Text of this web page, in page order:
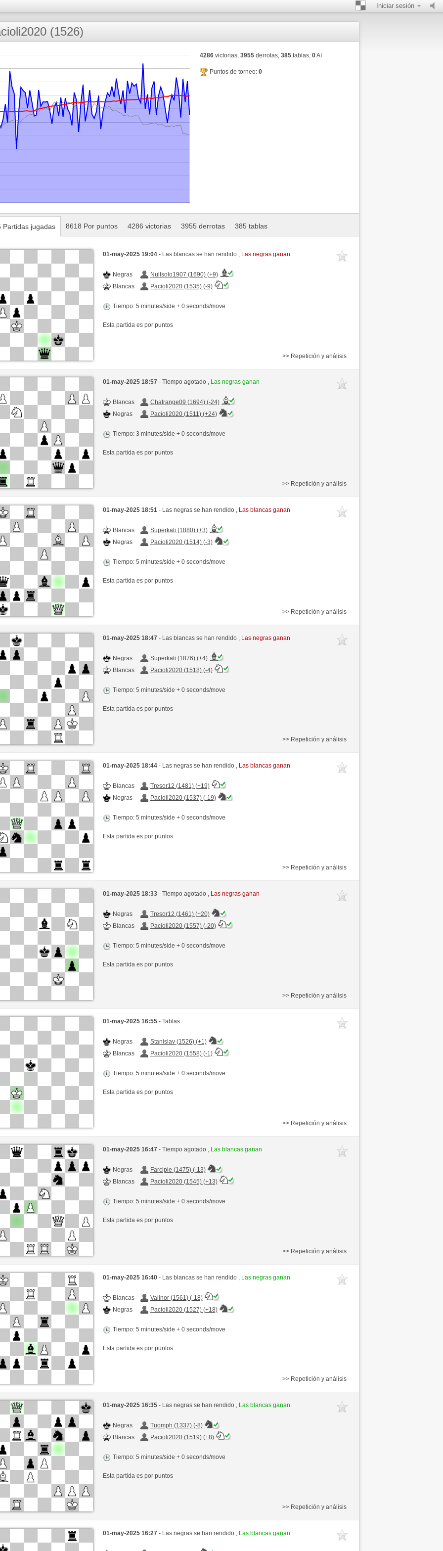
Iniciar sesión
(1526)
4286victorias, 3955derrotas, 385tablas, 0AI
Puntos de torneo: 0
Partidas jugadas 8618 Por puntos 4286 victorias 3955 derrotas 385 tablas
01-may-2025 19:04 - Las blancas se han rendido , Las negras ganan
Negras
Nullsolo1907 (1690) (+9)
Blancas
Pacioli2020 (1535) (-9)
Tiempo: 5 minutes/side + 0 seconds/move
Esta partida es por puntos
>> Repetición y análisis
01-may-2025 18:57 - Tiempo agotado , Las negras ganan
Blancas
Chatrange09 (1694) (-24)
Negras
Pacioli2020 (1511) (+24)
Tiempo: 3 minutes/side + 0 seconds/move
Esta partida es por puntos
>> Repetición y análisis
01-may-2025 18:51 - Las negras se han rendido , Las blancas ganan
Blancas
Superkati (1880) (+3)
Negras
Pacioli2020 (1514) (-3)
Tiempo: 5 minutes/side + 0 seconds/move
Esta partida es por puntos
>> Repetición y análisis
01-may-2025 18:47 - Las blancas se han rendido , Las negras ganan
Negras
Superkati (1876) (+4)
Blancas
Pacioli2020 (1518) (-4)
Tiempo: 5 minutes/side + 0 seconds/move
Esta partida es por puntos
>> Repetición y análisis
01-may-2025 18:44 - Las negras se han rendido , Las blancas ganan
Blancas
Tresor12 (1481) (+19)
Negras
Pacioli2020 (1537) (-19)
Tiempo: 5 minutes/side + 0 seconds/move
Esta partida es por puntos
>> Repetición y análisis
01-may-2025 18:33 - Tiempo agotado , Las negras ganan
Negras
Tresor12 (1461) (+20)
Blancas
Pacioli2020 (1557) (-20)
Tiempo: 5 minutes/side + 0 seconds/move
Esta partida es por puntos
>> Repetición y análisis
01-may-2025 16:55 - Tablas
Negras
Stanislav (1526) (+1)
Blancas
Pacioli2020 (1558) (-1)
Tiempo: 5 minutes/side + 0 seconds/move
Esta partida es por puntos
>> Repetición y análisis
01-may-2025 16:47 - Tiempo agotado , Las blancas ganan
Negras
Farcipie (1475) (-13)
Blancas
Pacioli2020 (1545) (+13)
Tiempo: 5 minutes/side + 0 seconds/move
Esta partida es por puntos
>> Repetición y análisis
01-may-2025 16:40 - Las blancas se han rendido , Las negras ganan
Blancas
Valinor (1561) (-18)
Negras
Pacioli2020 (1527) (+18)
Tiempo: 5 minutes/side + 0 seconds/move
Esta partida es por puntos
>> Repetición y análisis
01-may-2025 16:35 - Las negras se han rendido , Las blancas ganan
Negras
Tuomph (1337) (-8)
Blancas
Pacioli2020 (1519) (+8)
Tiempo: 5 minutes/side + 0 seconds/move
Esta partida es por puntos
>> Repetición y análisis
01-may-2025 16:27 - Las negras se han rendido , Las blancas ganan